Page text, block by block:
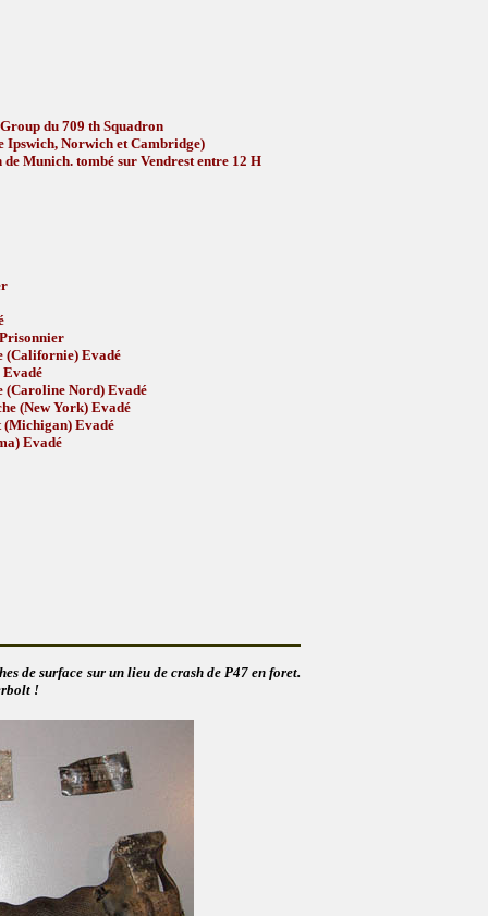
du 709 th Squadron
Ipswich, Norwich et Cambridge)
Munich. tombé sur Vendrest entre 12 H
(Californie) Evadé
Evadé
Nord) Evadé
(New York) Evadé
Evadé
Evadé
de surface sur un lieu de crash de P47 en foret.
!